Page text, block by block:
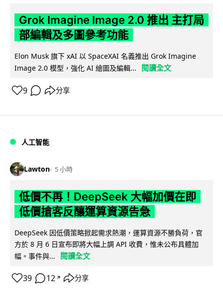
Grok Imagine Image 2.0 推出 主打局
部編輯及多圖參考功能
Elon Musk 旗下 xAI 以 SpaceXAI 名義推出 Grok Imagine
Image 2.0 模型，強化 AI 繪圖及編輯...
閱讀全文
9 分享
人工智能
Lawton 5 小時
低價不再！DeepSeek 大幅加價在即
低價搶客反釀運算資源告急
DeepSeek 因低價策略掀起需求熱潮，運算資源不勝負荷，官
方於 8 月 6 日宣布即將大幅上調 API 收費，惟未公布具體加
幅。事件與...
閱讀全文
39 12 ↗ 分享